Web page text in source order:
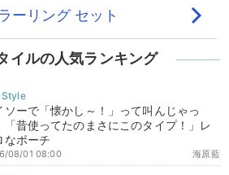
イルの人気ランキング
ソーで「懐かし～！」って叫んじゃっ
「昔使ってたのまさにこのタイプ！」レ
なポーチ
海原藍
08/01 08:00